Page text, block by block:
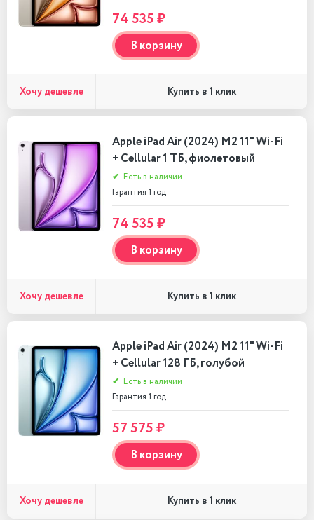
74 535 ₽
В корзину
Хочу дешевле Купить в 1 клик
Apple iPad Air (2024) M2 11" Wi-Fi
+ Cellular 1 ТБ, фиолетовый
✔ Есть в наличии
Гарантия 1 год
74 535 ₽
В корзину
Хочу дешевле Купить в 1 клик
Apple iPad Air (2024) M2 11" Wi-Fi
+ Cellular 128 ГБ, голубой
✔ Есть в наличии
Гарантия 1 год
57 575 ₽
В корзину
Хочу дешевле Купить в 1 клик